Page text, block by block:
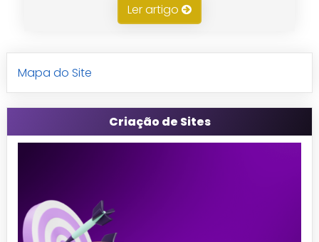
Ler artigo
Mapa do Site
Criação de Sites